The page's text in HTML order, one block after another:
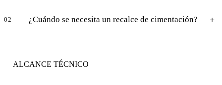
02 ¿Cuándo se necesita un recalce de cimentación?
ALCANCE TÉCNICO